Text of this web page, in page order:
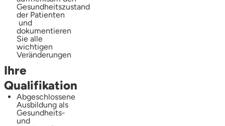
Gesundheitszustand
der Patienten
und
dokumentieren
Sie alle
wichtigen
Veränderungen
Ihre
Qualifikation
Abgeschlossene
Ausbildung als
Gesundheits-
und